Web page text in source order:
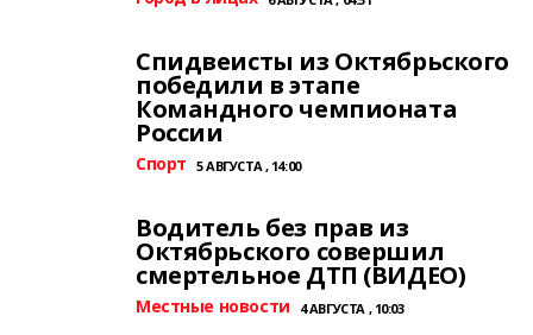
Спидвеисты из Октябрьского
победили в этапе
Командного чемпионата
России
Спорт 5 АВГУСТА , 14:00
Водитель без прав из
Октябрьского совершил
смертельное ДТП (ВИДЕО)
Местные новости 4 АВГУСТА , 10:03